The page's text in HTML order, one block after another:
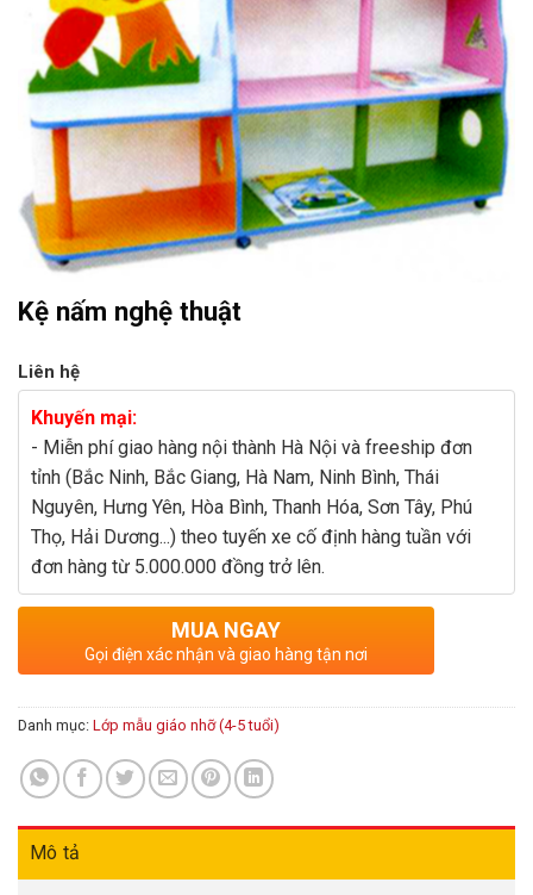
Kệ nấm nghệ thuật
Liên hệ
Khuyến mại:
- Miễn phí giao hàng nội thành Hà Nội và freeship đơn
tỉnh (Bắc Ninh, Bắc Giang, Hà Nam, Ninh Bình, Thái
Nguyên, Hưng Yên, Hòa Bình, Thanh Hóa, Sơn Tây, Phú
Thọ, Hải Dương...) theo tuyến xe cố định hàng tuần với
đơn hàng từ 5.000.000 đồng trở lên.
MUA NGAY
Gọi điện xác nhận và giao hàng tận nơi
Danh mục: Lớp mẫu giáo nhỡ (4-5 tuổi)
Mô tả